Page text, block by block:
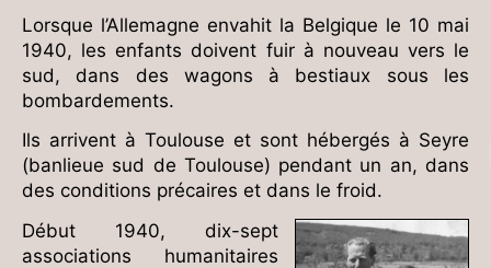
Lorsque l’Allemagne envahit la Belgique le 10 mai
1940, les enfants doivent fuir à nouveau vers le
sud, dans des wagons à bestiaux sous les
bombardements.
Ils arrivent à Toulouse et sont hébergés à Seyre
(banlieue sud de Toulouse) pendant un an, dans
des conditions précaires et dans le froid.
Début 1940, dix-sept
associations humanitaires